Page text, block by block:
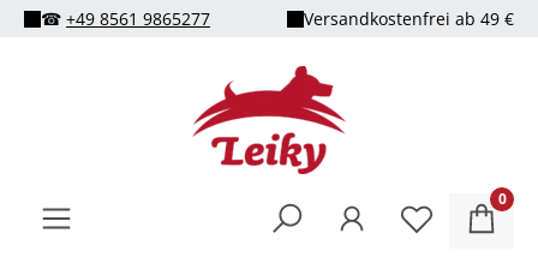
springen
☎ +49 8561 9865277 Versandkostenfrei ab 49 €
0